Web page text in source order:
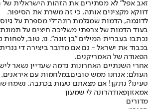
זאב אפל" לא מסתירים את הזהות הישראלית
דווקא מקצינים אותה, כי זה משרת את הסיפור.
לדוגמה, הדמות שמגלמת רונה־לי מספרת על
בעוד הדמות של צרפתי משליכה חיצים על
נכתבו בעברית המילים "בן זונה". נו, טוב,
בכבוד את ישראל - גם אם מדובר ביצירה די
הפאודה של האמריקנים.
אחרי השנתיים האחרונות נדמה שעדיין נשאר
העולם: אנחנו ממש טוביםבמלחמות עם איראנים.
טעינו? נתקן! אם מצאתם טעות בכתבה, נשמח
אמאזוןפאודהרונה לי שמעון
מדורים